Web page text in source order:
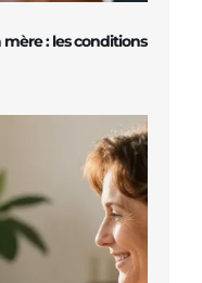
: les conditions